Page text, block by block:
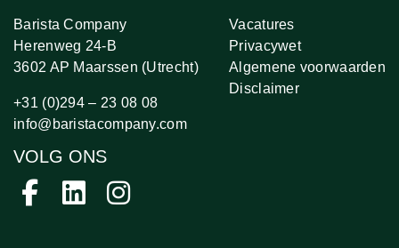
Barista Company
Herenweg 24-B
3602 AP Maarssen (Utrecht)
+31 (0)294 – 23 08 08
info@baristacompany.com
Vacatures
Privacywet
Algemene voorwaarden
Disclaimer
VOLG ONS